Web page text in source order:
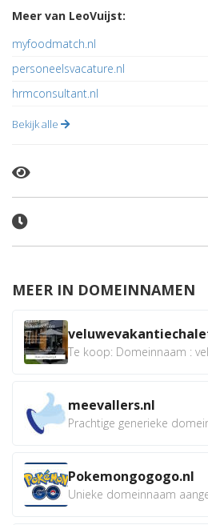
Meer van LeoVuijst:
myfoodmatch.nl
personeelsvacature.nl
hrmconsultant.nl
Bekijk alle
MEER IN DOMEINNAMEN
meevallers.nl
Pokemongogogo.nl